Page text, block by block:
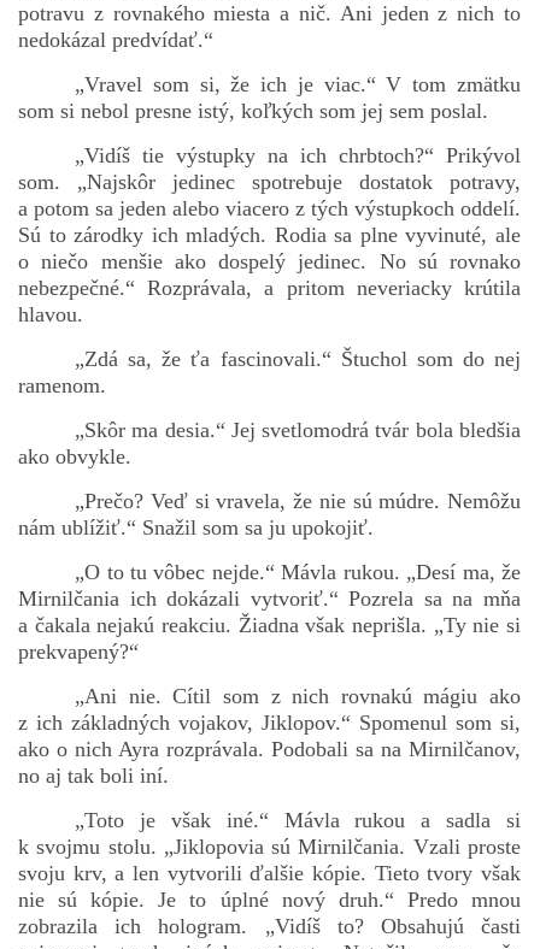
potravu z rovnakého miesta a nič. Ani jeden z nich to
nedokázal predvídať.“
„Vravel som si, že ich je viac.“ V tom zmätku
som si nebol presne istý, koľkých som jej sem poslal.
„Vidíš tie výstupky na ich chrbtoch?“ Prikývol
som. „Najskôr jedinec spotrebuje dostatok potravy,
a potom sa jeden alebo viacero z tých výstupkoch oddelí.
Sú to zárodky ich mladých. Rodia sa plne vyvinuté, ale
o niečo menšie ako dospelý jedinec. No sú rovnako
nebezpečné.“ Rozprávala, a pritom neveriacky krútila
hlavou.
„Zdá sa, že ťa fascinovali.“ Štuchol som do nej
ramenom.
„Skôr ma desia.“ Jej svetlomodrá tvár bola bledšia
ako obvykle.
„Prečo? Veď si vravela, že nie sú múdre. Nemôžu
nám ublížiť.“ Snažil som sa ju upokojiť.
„O to tu vôbec nejde.“ Mávla rukou. „Desí ma, že
Mirnilčania ich dokázali vytvoriť.“ Pozrela sa na mňa
a čakala nejakú reakciu. Žiadna však neprišla. „Ty nie si
prekvapený?“
„Ani nie. Cítil som z nich rovnakú mágiu ako
z ich základných vojakov, Jiklopov.“ Spomenul som si,
ako o nich Ayra rozprávala. Podobali sa na Mirnilčanov,
no aj tak boli iní.
„Toto je však iné.“ Mávla rukou a sadla si
k svojmu stolu. „Jiklopovia sú Mirnilčania. Vzali proste
svoju krv, a len vytvorili ďalšie kópie. Tieto tvory však
nie sú kópie. Je to úplné nový druh.“ Predo mnou
zobrazila ich hologram. „Vidíš to? Obsahujú časti